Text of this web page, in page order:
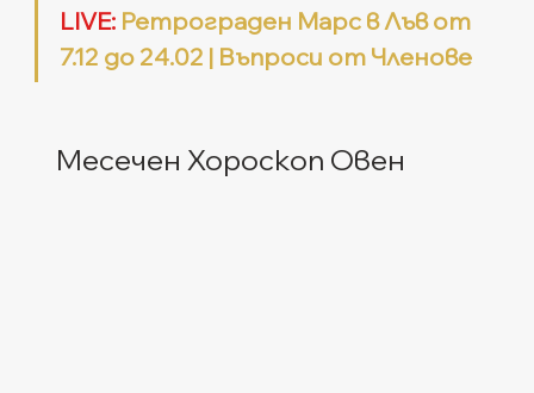
LIVE: Ретрограден Марс в Лъв от
7.12 до 24.02 | Въпроси от Членове
Месечен Хороскоп Овен